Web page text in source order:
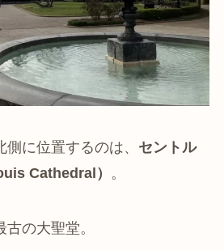
に位置するのは、 セントル
Cathedral） 。
の大聖堂。